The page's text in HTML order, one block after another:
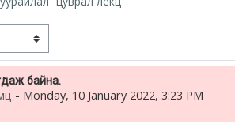
байна.
- Monday, 10 January 2022, 3:23 PM